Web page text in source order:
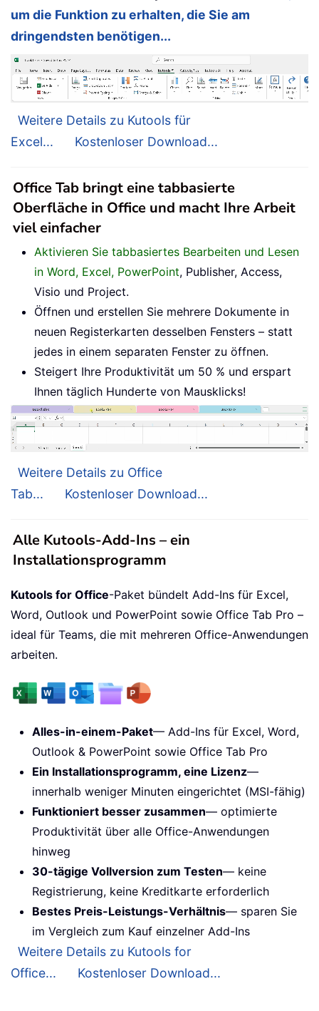
um die Funktion zu erhalten, die Sie am
dringendsten benötigen...
Weitere Details zu Kutools für
Excel...
Kostenloser Download...
Office Tab bringt eine tabbasierte
Oberfläche in Office und macht Ihre Arbeit
viel einfacher
Aktivieren Sie tabbasiertes Bearbeiten und Lesen
in Word, Excel, PowerPoint, Publisher, Access,
Visio und Project.
Öffnen und erstellen Sie mehrere Dokumente in
neuen Registerkarten desselben Fensters – statt
jedes in einem separaten Fenster zu öffnen.
Steigert Ihre Produktivität um 50 % und erspart
Ihnen täglich Hunderte von Mausklicks!
Weitere Details zu Office
Tab...
Kostenloser Download...
Alle Kutools-Add-Ins – ein
Installationsprogramm
Kutools for Office-Paket bündelt Add-Ins für Excel,
Word, Outlook und PowerPoint sowie Office Tab Pro –
ideal für Teams, die mit mehreren Office-Anwendungen
arbeiten.
Alles-in-einem-Paket— Add-Ins für Excel, Word,
Outlook & PowerPoint sowie Office Tab Pro
Ein Installationsprogramm, eine Lizenz—
innerhalb weniger Minuten eingerichtet (MSI-fähig)
Funktioniert besser zusammen— optimierte
Produktivität über alle Office-Anwendungen
hinweg
30-tägige Vollversion zum Testen— keine
Registrierung, keine Kreditkarte erforderlich
Bestes Preis-Leistungs-Verhältnis— sparen Sie
im Vergleich zum Kauf einzelner Add-Ins
Weitere Details zu Kutools for
Office...
Kostenloser Download...